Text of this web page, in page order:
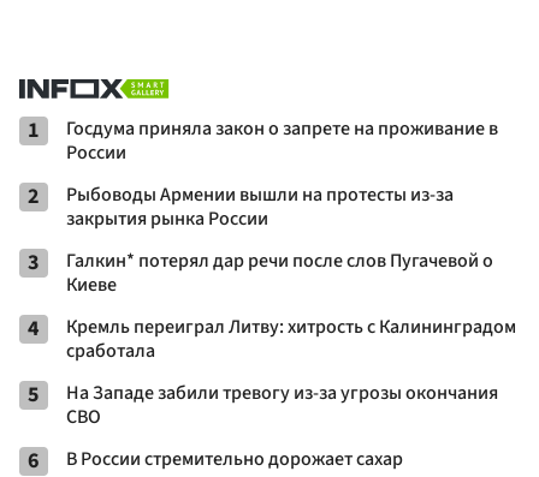
1
Госдума приняла закон о запрете на проживание в
России
2
Рыбоводы Армении вышли на протесты из-за
закрытия рынка России
3
Галкин* потерял дар речи после слов Пугачевой о
Киеве
4
Кремль переиграл Литву: хитрость с Калининградом
сработала
5
На Западе забили тревогу из-за угрозы окончания
СВО
6 В России стремительно дорожает сахар